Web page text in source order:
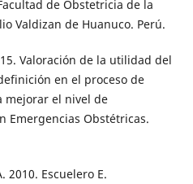
de Obstetricia de la
Valdizan de Huanuco. Perú.
Valoración de la utilidad del
en el proceso de
mejorar el nivel de
Emergencias Obstétricas.
2010. Escuelero E.